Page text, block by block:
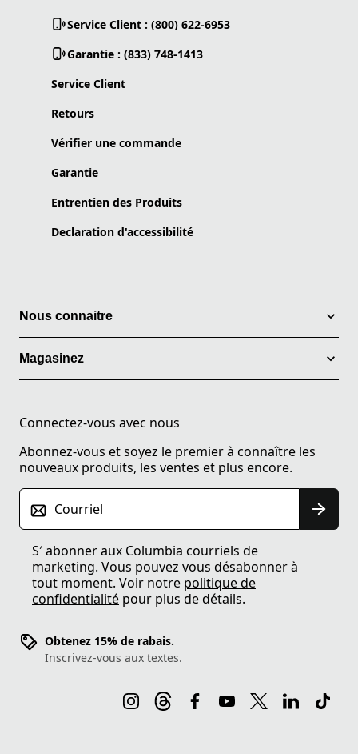
Service Client : (800) 622-6953
Garantie : (833) 748-1413
Service Client
Retours
Vérifier une commande
Garantie
Entrentien des Produits
Declaration d'accessibilité
Nous connaitre
Magasinez
Connectez-vous avec nous
Abonnez-vous et soyez le premier à connaître les
nouveaux produits, les ventes et plus encore.
Courriel
S′ abonner aux Columbia courriels de
marketing. Vous pouvez vous désabonner à
tout moment. Voir notre politique de
confidentialité pour plus de détails.
Obtenez 15% de rabais.
Inscrivez-vous aux textes.